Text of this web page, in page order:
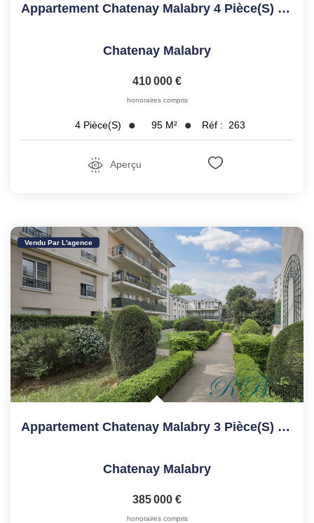
Appartement Chatenay Malabry 4 Pièce(s) 95.09 M2
Chatenay Malabry
410 000 €
honoraires compris
4 Pièce(s) 95 M² Réf : 263
Aperçu
Vendu Par L'agence
Appartement Chatenay Malabry 3 Pièce(s) 70.1 M2
Chatenay Malabry
385 000 €
honoraires compris